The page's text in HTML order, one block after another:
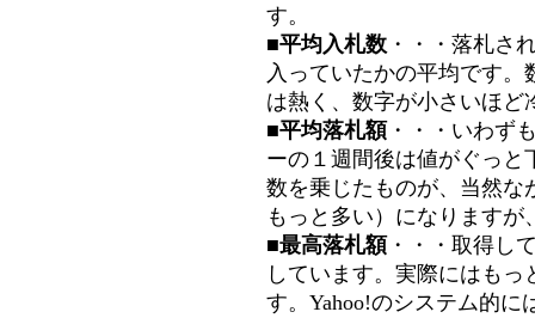
す。
■平均入札数 ・・・落札さ
入っていたかの平均です
は熱く、数字が小さいほど
■平均落札額 ・・・いわず
ーの１週間後は値がぐっと
数を乗じたものが、当然な
もっと多い）になります
■最高落札額 ・・・取得し
しています。実際にはも
す。Yahoo!のシステム的に